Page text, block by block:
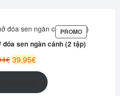
PROMOPRODUIT
EN
PROMOTION
đóa sen ngàn cánh (2 tập)
€ Le
prix
39,95€Le
prix
actuel
est :